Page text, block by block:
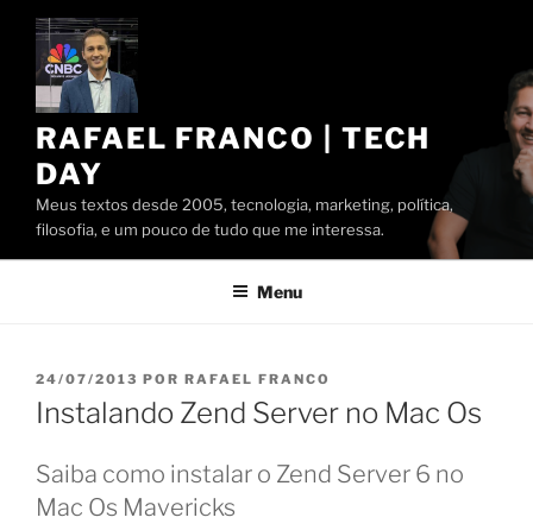
Pular
conteúdo
RAFAEL FRANCO | TECH
DAY
Meus textos desde 2005, tecnologia, marketing, política,
filosofia, e um pouco de tudo que me interessa.
Menu
PUBLICADO
EM
24/07/2013 POR RAFAEL FRANCO
Instalando Zend Server no Mac Os
Saiba como instalar o Zend Server 6 no
Mac Os Mavericks